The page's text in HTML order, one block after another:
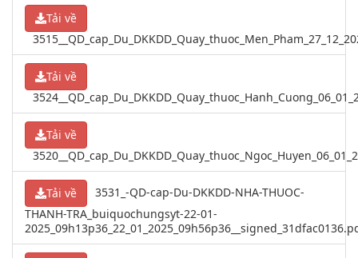
Tải về
Tải về
Tải về
Tải về
3531_-QD-cap-Du-DKKDD-NHA-THUOC-
THANH-TRA_buiquochungsyt-22-01-